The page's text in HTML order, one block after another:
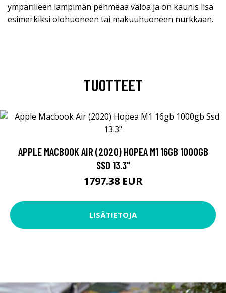
ympärilleen lämpimän pehmeää valoa ja on kaunis lisä
esimerkiksi olohuoneen tai makuuhuoneen nurkkaan.
TUOTTEET
APPLE MACBOOK AIR (2020) HOPEA M1 16GB 1000GB
SSD 13.3"
1797.38 EUR
LISÄTIETOJA